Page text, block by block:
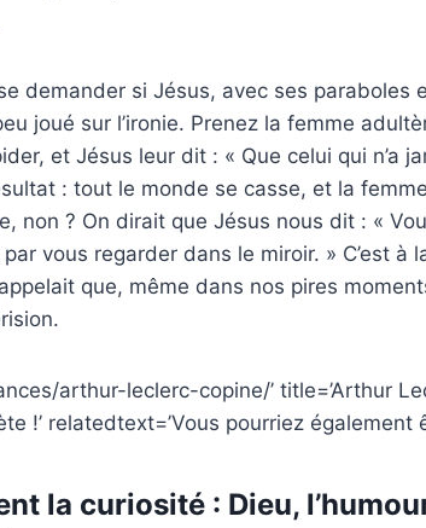
demander si Jésus, avec ses paraboles
joué sur l’ironie. Prenez la femme
et Jésus leur dit : « Que celui qui n’a
: tout le monde se casse, et la
non ? On dirait que Jésus nous dit : «
vous regarder dans le miroir. » C’est à
que, même dans nos pires
arthur-leclerc-copine/’ title=’Arthur
!’ relatedtext=’Vous pourriez également
la curiosité : Dieu,